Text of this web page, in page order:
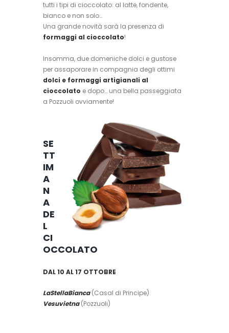
tutti i tipi di cioccolato: al latte, fondente,
bianco e non solo…
Una grande novità sarà la presenza di
formaggi al cioccolato!
Insomma, due domeniche dolci e gustose
per assaporare in compagnia degli ottimi
dolci e formaggi artigianali al
cioccolato e dopo… una bella passeggiata
a Pozzuoli ovviamente!
SE
TT
IM
A
N
A
DE
L
CI
OCCOLATO
DAL 10 AL 17 OTTOBRE
LaStellaBianca (Casal di Principe)
Vesuvietna (Pozzuoli)